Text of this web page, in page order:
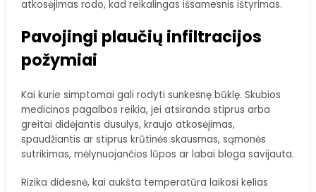
atkosėjimas rodo, kad reikalingas išsamesnis ištyrimas.
Pavojingi plaučių infiltracijos
požymiai
Kai kurie simptomai gali rodyti sunkesnę būklę. Skubios
medicinos pagalbos reikia, jei atsiranda stiprus arba
greitai didėjantis dusulys, kraujo atkosėjimas,
spaudžiantis ar stiprus krūtinės skausmas, sąmonės
sutrikimas, mėlynuojančios lūpos ar labai bloga savijauta.
Rizika didesnė, kai aukšta temperatūra laikosi kelias